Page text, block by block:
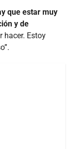
que estar muy
y de
hacer. Estoy